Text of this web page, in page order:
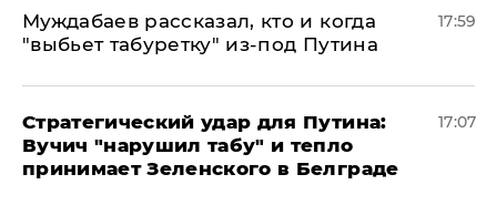
Муждабаев рассказал, кто и когда
"выбьет табуретку" из-под Путина
17:59
Стратегический удар для Путина:
Вучич "нарушил табу" и тепло
принимает Зеленского в Белграде
17:07